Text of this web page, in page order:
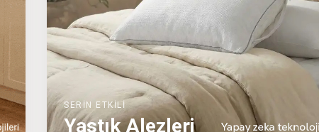
SERİN ETKİLİ
Yastık Alezleri